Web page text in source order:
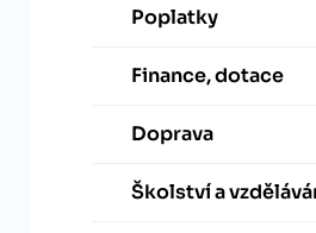
Poplatky
Finance, dotace
Doprava
Školství a